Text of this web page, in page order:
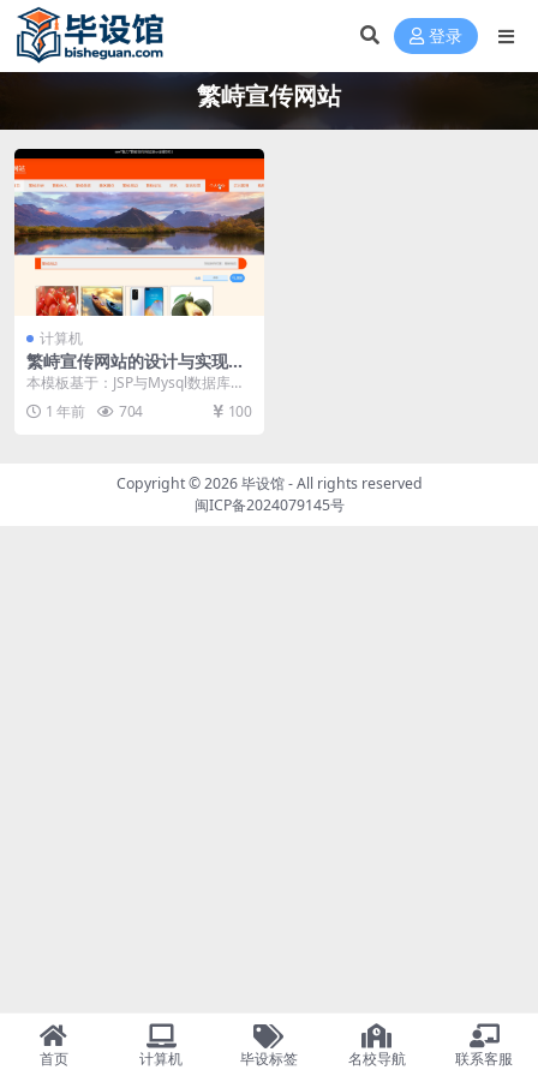
登录
繁峙宣传网站
计算机
繁峙宣传网站的设计与实现毕
设模板 毕业设计模板及毕业论
本模板基于：JSP与Mysql数据库开
发 系统功能实现 管理员功能模块
管理员通...
1 年前 704 100
Copyright © 2026毕设馆- All rights reserved
闽ICP备2024079145号
首页 计算机 毕设标签 名校导航 联系客服